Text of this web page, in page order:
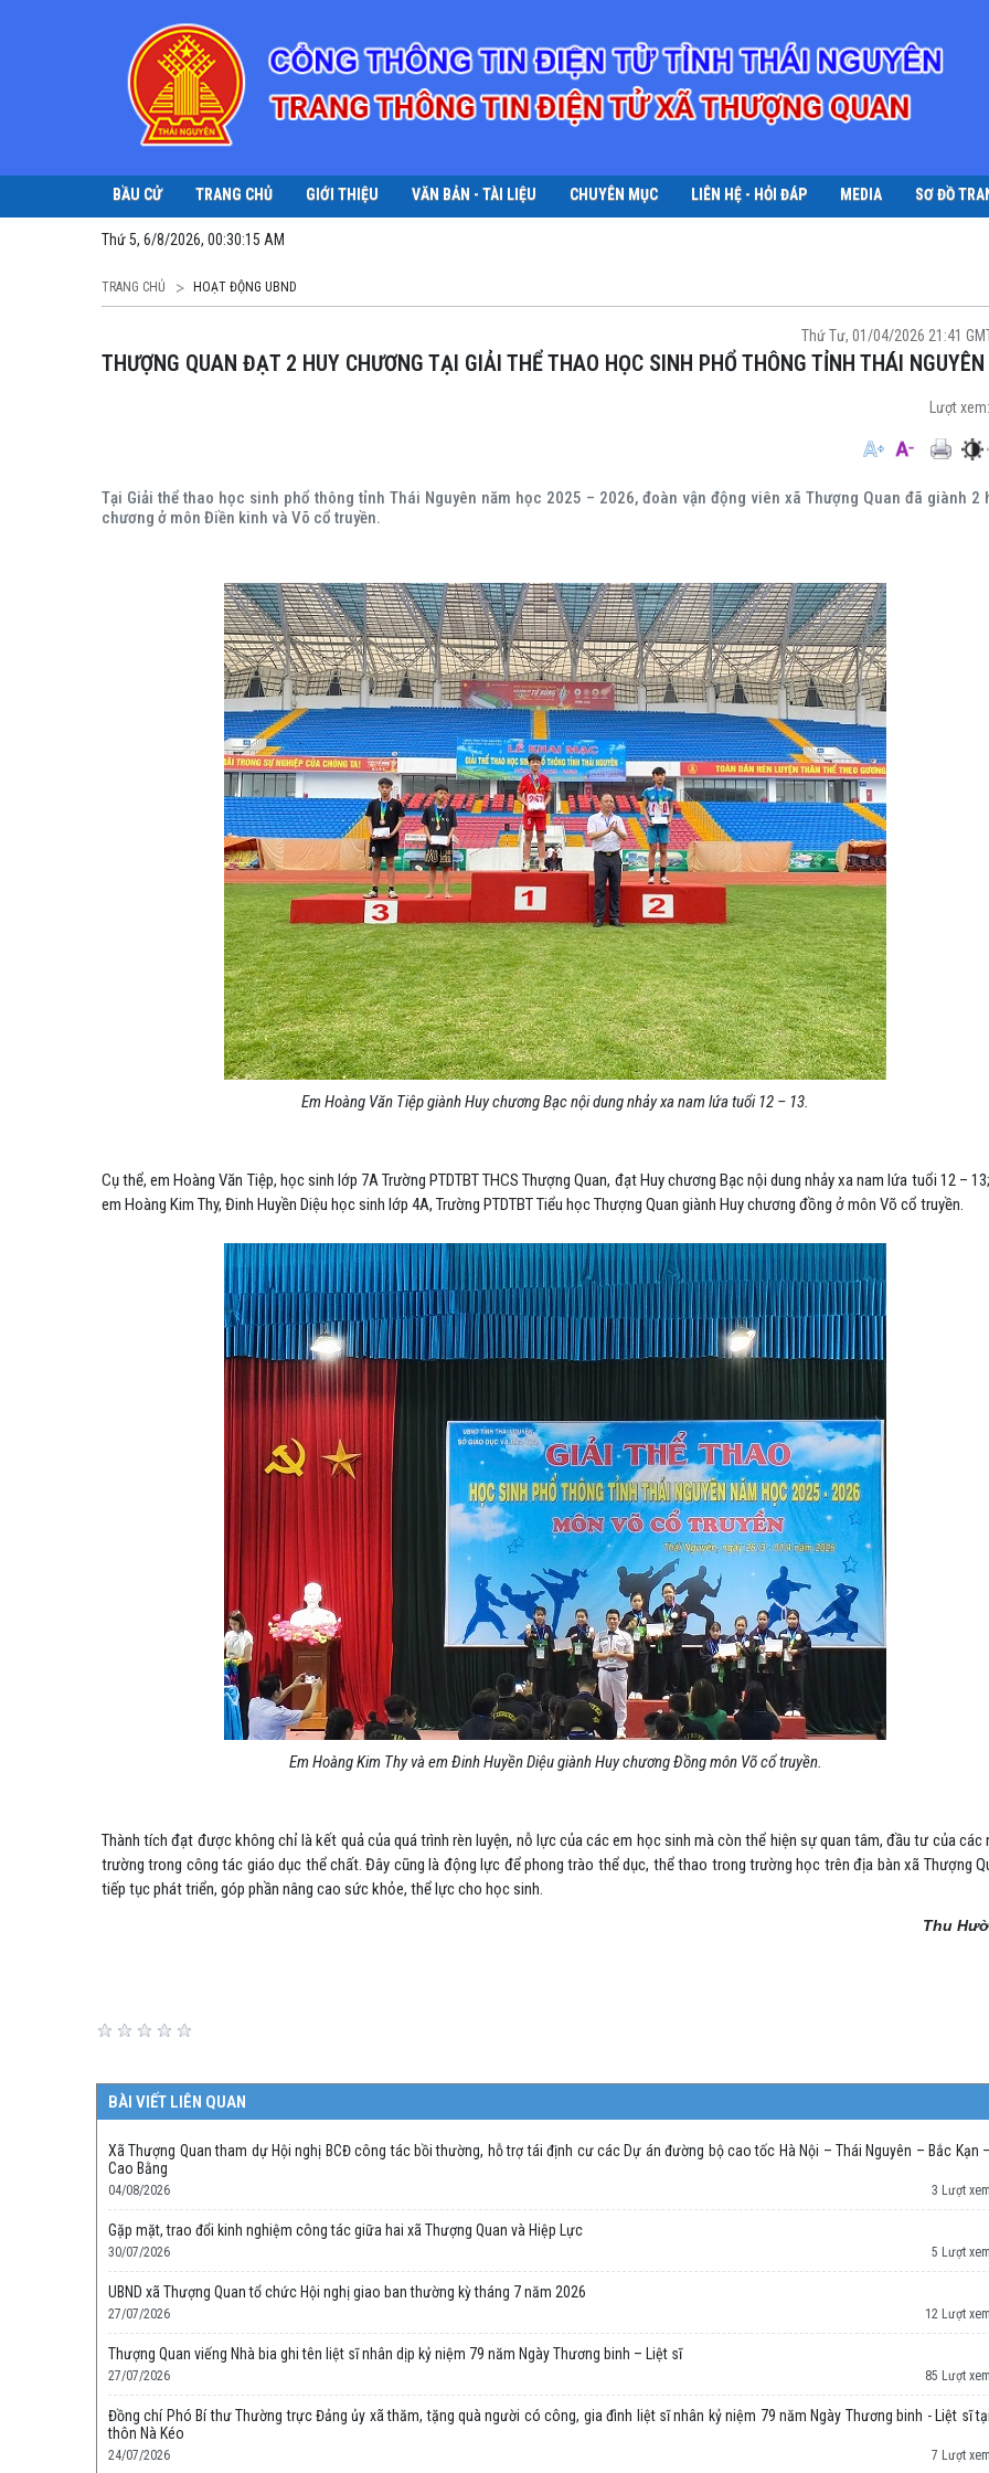
BẦU CỬ TRANG CHỦ GIỚI THIỆU VĂN BẢN - TÀI LIỆU CHUYÊN MỤC LIÊN HỆ - HỎI ĐÁP MEDIA SƠ ĐỒ
Thứ 5, 6/8/2026, 00:30:16 AM
TRANG CHỦ HOẠT ĐỘNG UBND
Thứ Tư, 01/04/2026 21:41
THƯỢNG QUAN ĐẠT 2 HUY CHƯƠNG TẠI GIẢI THỂ THAO HỌC SINH PHỔ THÔNG TỈNH THÁI NGUYÊN
Lượt xem:
Tại Giải thể thao học sinh phổ thông tỉnh Thái Nguyên năm học 2025 – 2026, đoàn vận động viên xã Thượng Quan đã giành 2
chương ở môn Điền kinh và Võ cổ truyền.
Em Hoàng Văn Tiệp giành Huy chương Bạc nội dung nhảy xa nam lứa tuổi 12 – 13.
Cụ thể, em Hoàng Văn Tiệp, học sinh lớp 7A Trường PTDTBT THCS Thượng Quan, đạt Huy chương Bạc nội dung nhảy xa nam lứa tuổi 12 –
em Hoàng Kim Thy, Đinh Huyền Diệu học sinh lớp 4A, Trường PTDTBT Tiểu học Thượng Quan giành Huy chương đồng ở môn Võ cổ truyền.
Em Hoàng Kim Thy và em Đinh Huyền Diệu giành Huy chương Đồng môn Võ cổ truyền.
Thành tích đạt được không chỉ là kết quả của quá trình rèn luyện, nỗ lực của các em học sinh mà còn thể hiện sự quan tâm, đầu tư của các
trường trong công tác giáo dục thể chất. Đây cũng là động lực để phong trào thể dục, thể thao trong trường học trên địa bàn xã Thượng
tiếp tục phát triển, góp phần nâng cao sức khỏe, thể lực cho học sinh.
Thu
BÀI VIẾT LIÊN QUAN
Xã Thượng Quan tham dự Hội nghị BCĐ công tác bồi thường, hỗ trợ tái định cư các Dự án đường bộ cao tốc Hà Nội – Thái Nguyên – Bắc Kạn –
Cao Bằng
04/08/2026 3 Lượt xem
Gặp mặt, trao đổi kinh nghiệm công tác giữa hai xã Thượng Quan và Hiệp Lực
30/07/2026 5 Lượt xem
UBND xã Thượng Quan tổ chức Hội nghị giao ban thường kỳ tháng 7 năm 2026
27/07/2026 12 Lượt xem
Thượng Quan viếng Nhà bia ghi tên liệt sĩ nhân dịp kỷ niệm 79 năm Ngày Thương binh – Liệt sĩ
27/07/2026 85 Lượt xem
Đồng chí Phó Bí thư Thường trực Đảng ủy xã thăm, tặng quà người có công, gia đình liệt sĩ nhân kỷ niệm 79 năm Ngày Thương binh - Liệt sĩ tại
thôn Nà Kéo
24/07/2026 7 Lượt xem